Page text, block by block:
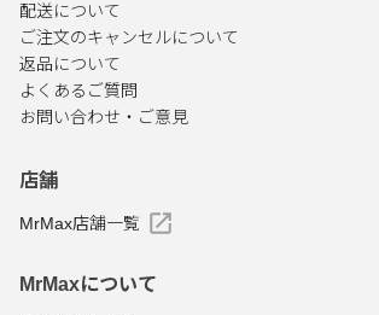
配送について
ご注文のキャンセルについて
返品について
よくあるご質問
お問い合わせ・ご意見
店舗
MrMax店舗一覧
MrMaxについて